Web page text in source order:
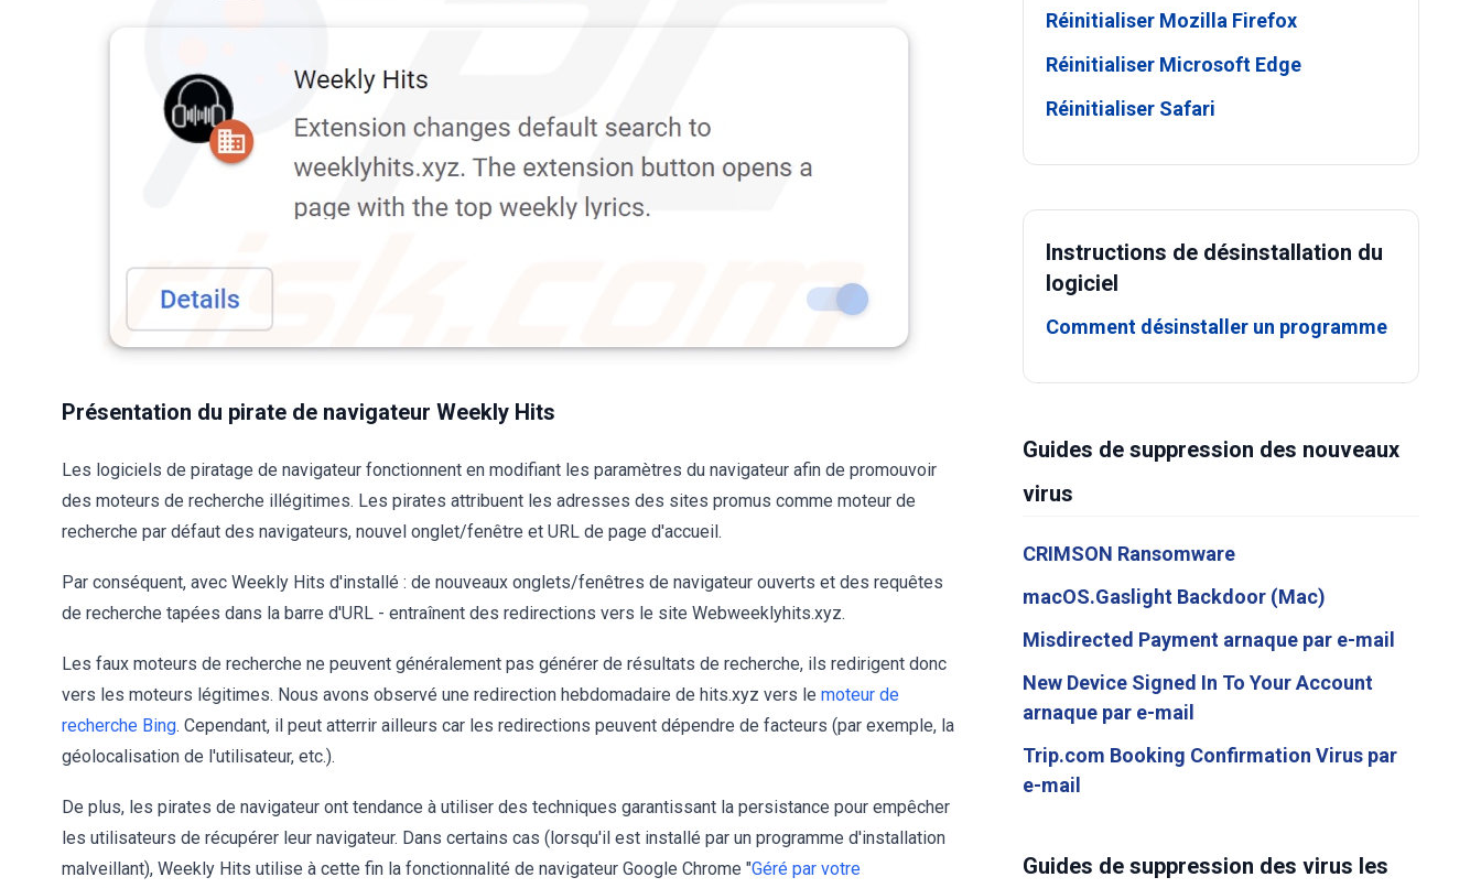
Présentation du pirate de navigateur Weekly Hits
Les logiciels de piratage de navigateur fonctionnent en modifiant les paramètres du navigateur afin de promouvoir
des moteurs de recherche illégitimes. Les pirates attribuent les adresses des sites promus comme moteur de
recherche par défaut des navigateurs, nouvel onglet/fenêtre et URL de page d'accueil.
Par conséquent, avec Weekly Hits d'installé : de nouveaux onglets/fenêtres de navigateur ouverts et des requêtes
de recherche tapées dans la barre d'URL - entraînent des redirections vers le site Webweeklyhits.xyz.
Les faux moteurs de recherche ne peuvent généralement pas générer de résultats de recherche, ils redirigent donc
vers les moteurs légitimes. Nous avons observé une redirection hebdomadaire de hits.xyz vers le moteur de
recherche Bing. Cependant, il peut atterrir ailleurs car les redirections peuvent dépendre de facteurs (par exemple, la
géolocalisation de l'utilisateur, etc.).
De plus, les pirates de navigateur ont tendance à utiliser des techniques garantissant la persistance pour empêcher
les utilisateurs de récupérer leur navigateur. Dans certains cas (lorsqu'il est installé par un programme d'installation
malveillant), Weekly Hits utilise à cette fin la fonctionnalité de navigateur Google Chrome "Géré par votre
Réinitialiser Mozilla Firefox
Réinitialiser Microsoft Edge
Réinitialiser Safari
Instructions de désinstallation du
logiciel
Comment désinstaller un programme
Guides de suppression des nouveaux
virus
CRIMSON Ransomware
macOS.Gaslight Backdoor (Mac)
Misdirected Payment arnaque par e-mail
New Device Signed In To Your Account
arnaque par e-mail
Trip.com Booking Confirmation Virus par
e-mail
Guides de suppression des virus les